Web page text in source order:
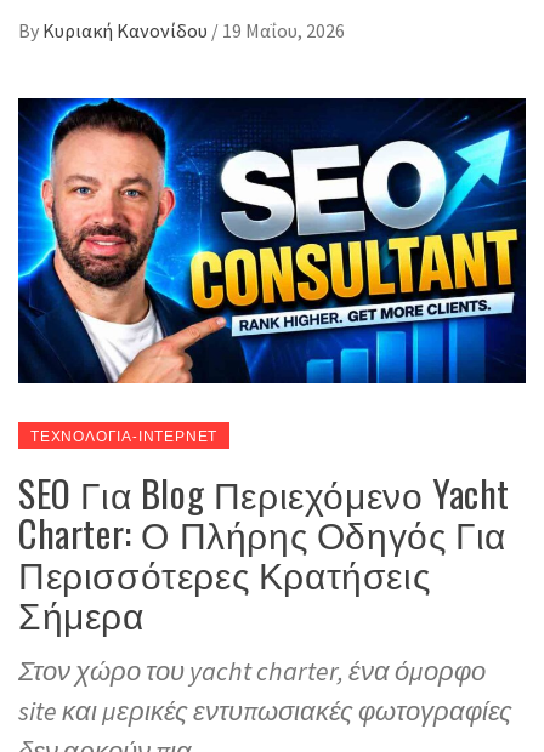
By Κυριακή Κανονίδου / 19 Μαΐου, 2026
ΤΕΧΝΟΛΟΓΙΑ-ΙΝΤΕΡΝΕΤ
SEO Για Blog Περιεχόμενο Yacht
Charter: Ο Πλήρης Οδηγός Για
Περισσότερες Κρατήσεις
Σήμερα
Στον χώρο του yacht charter, ένα όμορφο
site και μερικές εντυπωσιακές φωτογραφίες